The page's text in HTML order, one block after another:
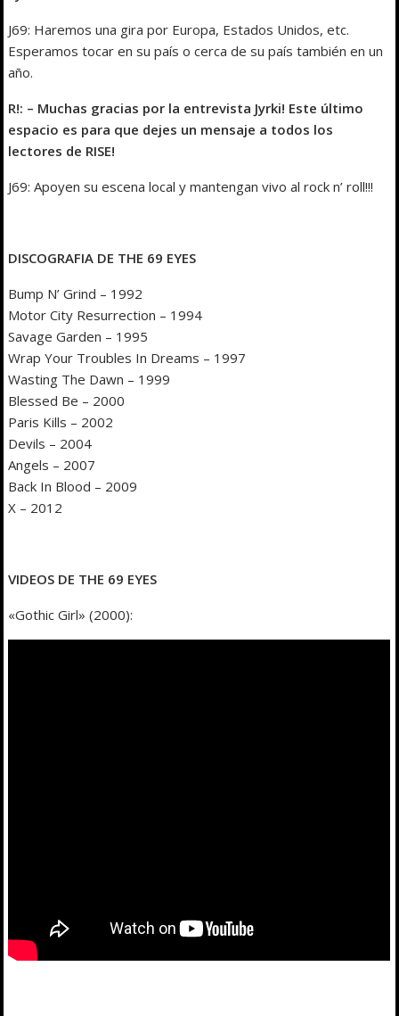
J69: Haremos una gira por Europa, Estados Unidos, etc.
Esperamos tocar en su país o cerca de su país también en un
año.
R!: – Muchas gracias por la entrevista Jyrki! Este último
espacio es para que dejes un mensaje a todos los
lectores de RISE!
J69: Apoyen su escena local y mantengan vivo al rock n’ roll!!!
DISCOGRAFIA DE THE 69 EYES
Bump N’ Grind – 1992
Motor City Resurrection – 1994
Savage Garden – 1995
Wrap Your Troubles In Dreams – 1997
Wasting The Dawn – 1999
Blessed Be – 2000
Paris Kills – 2002
Devils – 2004
Angels – 2007
Back In Blood – 2009
X – 2012
VIDEOS DE THE 69 EYES
«Gothic Girl» (2000):